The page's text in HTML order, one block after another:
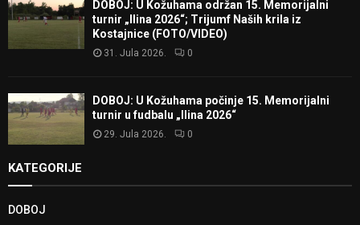
DOBOJ: U Kožuhama održan 15. Memorijalni
turnir „Ilina 2026“; Trijumf Naših krila iz
Kostajnice (FOTO/VIDEO)
31. Jula 2026. 0
DOBOJ: U Kožuhama počinje 15. Memorijalni
turnir u fudbalu „Ilina 2026“
29. Jula 2026. 0
KATEGORIJE
DOBOJ